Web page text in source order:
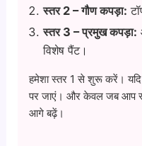
स्तर 2 – गौण कपड़ा:
स्तर 3 – प्रमुख कपड़ा:
विशेष पैंट।
हमेशा स्तर 1 से शुरू करें।
पर जाएं। और केवल जब आप
आगे बढ़ें।